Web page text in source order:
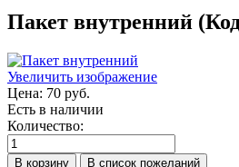
Пакет внутренний
Увеличить изображение
Цена: 70 руб.
Есть в наличии
Количество: